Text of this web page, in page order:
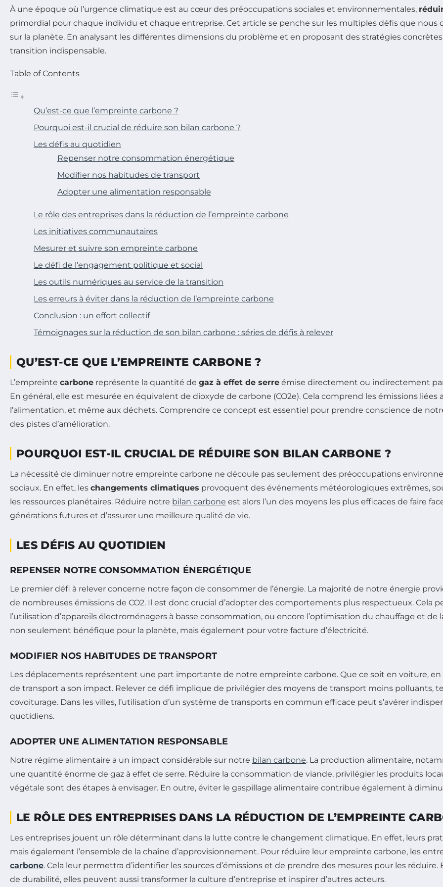
À une époque où l’urgence climatique est au cœur des préoccupations sociales et environnementales,
primordial pour chaque individu et chaque entreprise. Cet article se penche sur les multiples défis que nous
sur la planète. En analysant les différentes dimensions du problème et en proposant des stratégies
transition indispensable.
Table of Contents
Qu’est-ce que l’empreinte carbone ?
Pourquoi est-il crucial de réduire son bilan carbone ?
Les défis au quotidien
Repenser notre consommation énergétique
Modifier nos habitudes de transport
Adopter une alimentation responsable
Le rôle des entreprises dans la réduction de l’empreinte carbone
Les initiatives communautaires
Mesurer et suivre son empreinte carbone
Le défi de l’engagement politique et social
Les outils numériques au service de la transition
Les erreurs à éviter dans la réduction de l’empreinte carbone
Conclusion : un effort collectif
Témoignages sur la réduction de son bilan carbone : séries de défis à relever
QU’EST-CE QUE L’EMPREINTE CARBONE ?
L’empreinte carbone représente la quantité de gaz à effet de serre émise directement ou indirectement
En général, elle est mesurée en équivalent de dioxyde de carbone (CO2e). Cela comprend les émissions liées
l’alimentation, et même aux déchets. Comprendre ce concept est essentiel pour prendre conscience de
des pistes d’amélioration.
POURQUOI EST-IL CRUCIAL DE RÉDUIRE SON BILAN CARBONE ?
La nécessité de diminuer notre empreinte carbone ne découle pas seulement des préoccupations
sociaux. En effet, les changements climatiques provoquent des événements météorologiques extrêmes,
les ressources planétaires. Réduire notre bilan carbone est alors l’un des moyens les plus efficaces de faire
générations futures et d’assurer une meilleure qualité de vie.
LES DÉFIS AU QUOTIDIEN
REPENSER NOTRE CONSOMMATION ÉNERGÉTIQUE
Le premier défi à relever concerne notre façon de consommer de l’énergie. La majorité de notre énergie
de nombreuses émissions de CO2. Il est donc crucial d’adopter des comportements plus respectueux. Cela
l’utilisation d’appareils électroménagers à basse consommation, ou encore l’optimisation du chauffage et
non seulement bénéfique pour la planète, mais également pour votre facture d’électricité.
MODIFIER NOS HABITUDES DE TRANSPORT
Les déplacements représentent une part importante de notre empreinte carbone. Que ce soit en voiture,
de transport a son impact. Relever ce défi implique de privilégier des moyens de transport moins polluants,
covoiturage. Dans les villes, l’utilisation d’un système de transports en commun efficace peut s’avérer
quotidiens.
ADOPTER UNE ALIMENTATION RESPONSABLE
Notre régime alimentaire a un impact considérable sur notre bilan carbone. La production alimentaire,
une quantité énorme de gaz à effet de serre. Réduire la consommation de viande, privilégier les produits
végétale sont des étapes à envisager. En outre, éviter le gaspillage alimentaire contribue également à
LE RÔLE DES ENTREPRISES DANS LA RÉDUCTION DE L’EMPREINTE
Les entreprises jouent un rôle déterminant dans la lutte contre le changement climatique. En effet, leurs
mais également l’ensemble de la chaîne d’approvisionnement. Pour réduire leur empreinte carbone, les
carbone. Cela leur permettra d’identifier les sources d’émissions et de prendre des mesures pour les
de durabilité, elles peuvent aussi transformer la culture d’entreprise et inspirer d’autres acteurs.